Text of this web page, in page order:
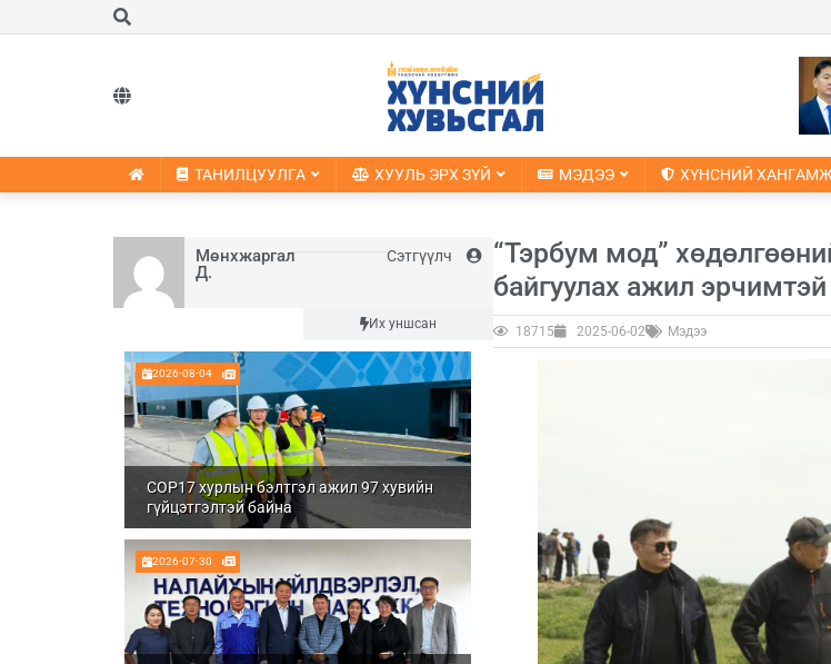
ТАНИЛЦУУЛГА ХУУЛЬ ЭРХ ЗҮЙ МЭДЭЭ ХҮНСНИЙ
Мөнхжаргал
Д.
Сэтгүүлч
Их уншсан
2026-08-04
COP17 хурлын бэлтгэл ажил 97 хувийн
гүйцэтгэлтэй байна
2026-07-30
“Тэрбум мод”
байгуулах ажил
18715 2025-06-02 Мэдээ